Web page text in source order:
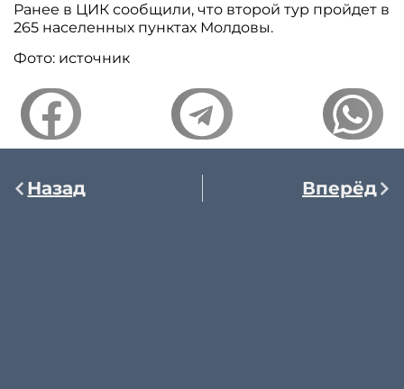
Ранее в ЦИК сообщили, что второй тур пройдет в
265 населенных пунктах Молдовы.
Фото: источник
Назад Вперёд